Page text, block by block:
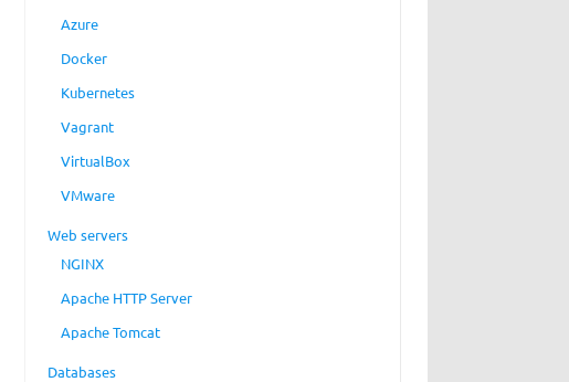
Azure
Docker
Kubernetes
Vagrant
VirtualBox
VMware
Web servers
NGINX
Apache HTTP Server
Apache Tomcat
Databases